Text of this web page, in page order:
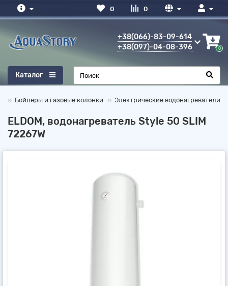
0
0
+38(066)-83-09-614
+38(097)-04-08-396
0
Каталог
Бойлеры и газовые колонки Электрические водонагреватели
ELDOM, водонагреватель Style 50 SLIM
72267W